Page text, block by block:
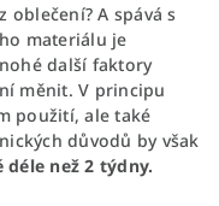
A spává s
materiálu je
další faktory
měnit. V principu
použití, ale také
důvodů by však
než 2 týdny.